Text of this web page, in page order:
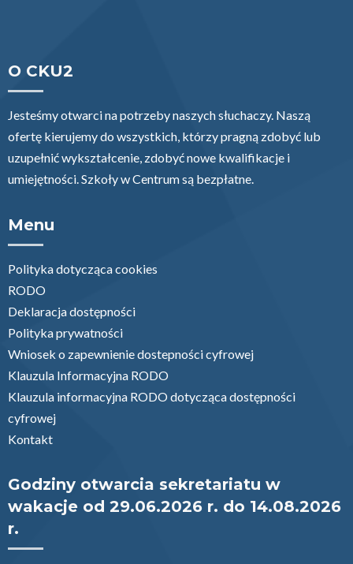
O CKU2
Jesteśmy otwarci na potrzeby naszych słuchaczy. Naszą
ofertę kierujemy do wszystkich, którzy pragną zdobyć lub
uzupełnić wykształcenie, zdobyć nowe kwalifikacje i
umiejętności. Szkoły w Centrum są bezpłatne.
Menu
Polityka dotycząca cookies
RODO
Deklaracja dostępności
Polityka prywatności
Wniosek o zapewnienie dostepności cyfrowej
Klauzula Informacyjna RODO
Klauzula informacyjna RODO dotycząca dostępności
cyfrowej
Kontakt
Godziny otwarcia sekretariatu w
wakacje od 29.06.2026 r. do 14.08.2026
r.